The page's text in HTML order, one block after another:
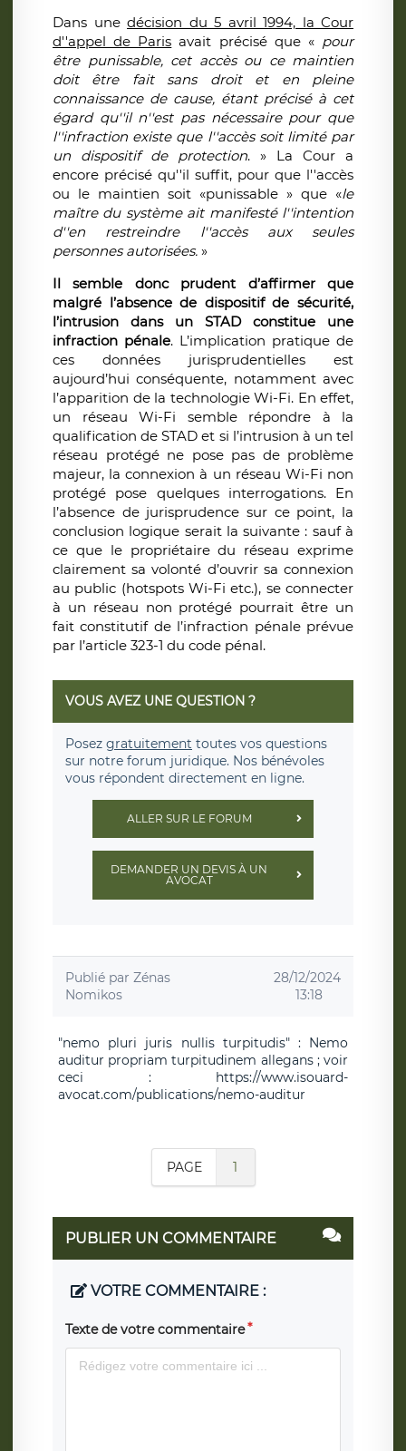
Dans une décision du 5 avril 1994, la Cour
d''appel de Paris avait précisé que « pour
être punissable, cet accès ou ce maintien
doit être fait sans droit et en pleine
connaissance de cause, étant précisé à cet
égard qu''il n''est pas nécessaire pour que
l''infraction existe que l''accès soit limité par
un dispositif de protection. » La Cour a
encore précisé qu''il suffit, pour que l''accès
ou le maintien soit «punissable » que «le
maître du système ait manifesté l''intention
d''en restreindre l''accès aux seules
personnes autorisées. »
Il semble donc prudent d’affirmer que
malgré l’absence de dispositif de sécurité,
l’intrusion dans un STAD constitue une
infraction pénale. L’implication pratique de
ces données jurisprudentielles est
aujourd’hui conséquente, notamment avec
l’apparition de la technologie Wi-Fi. En effet,
un réseau Wi-Fi semble répondre à la
qualification de STAD et si l’intrusion à un tel
réseau protégé ne pose pas de problème
majeur, la connexion à un réseau Wi-Fi non
protégé pose quelques interrogations. En
l’absence de jurisprudence sur ce point, la
conclusion logique serait la suivante : sauf à
ce que le propriétaire du réseau exprime
clairement sa volonté d’ouvrir sa connexion
au public (hotspots Wi-Fi etc.), se connecter
à un réseau non protégé pourrait être un
fait constitutif de l’infraction pénale prévue
par l’article 323-1 du code pénal.
VOUS AVEZ UNE QUESTION ?
Posez gratuitement toutes vos questions
sur notre forum juridique. Nos bénévoles
vous répondent directement en ligne.
ALLER SUR LE FORUM
DEMANDER UN DEVIS À UN
AVOCAT
Publié par Zénas
Nomikos
28/12/2024
13:18
"nemo pluri juris nullis turpitudis" : Nemo
auditur propriam turpitudinem allegans ; voir
ceci : https://www.isouard-
avocat.com/publications/nemo-auditur
PAGE 1
PUBLIER UN COMMENTAIRE
VOTRE COMMENTAIRE :
Texte de votre commentaire